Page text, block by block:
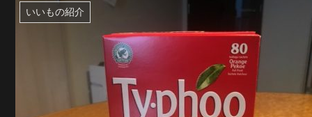
いいもの紹介